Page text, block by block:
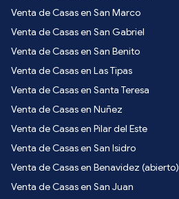
Venta de Casas en San Marco
Venta de Casas en San Gabriel
Venta de Casas en San Benito
Venta de Casas en Las Tipas
Venta de Casas en Santa Teresa
Venta de Casas en Nuñez
Venta de Casas en Pilar del Este
Venta de Casas en San Isidro
Venta de Casas en Benavidez (abierto)
Venta de Casas en San Juan